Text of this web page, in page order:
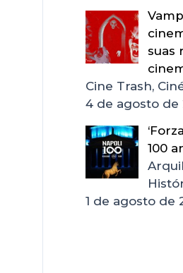
suas
Cine Trash,
4 de agosto de
100
1 de agosto de